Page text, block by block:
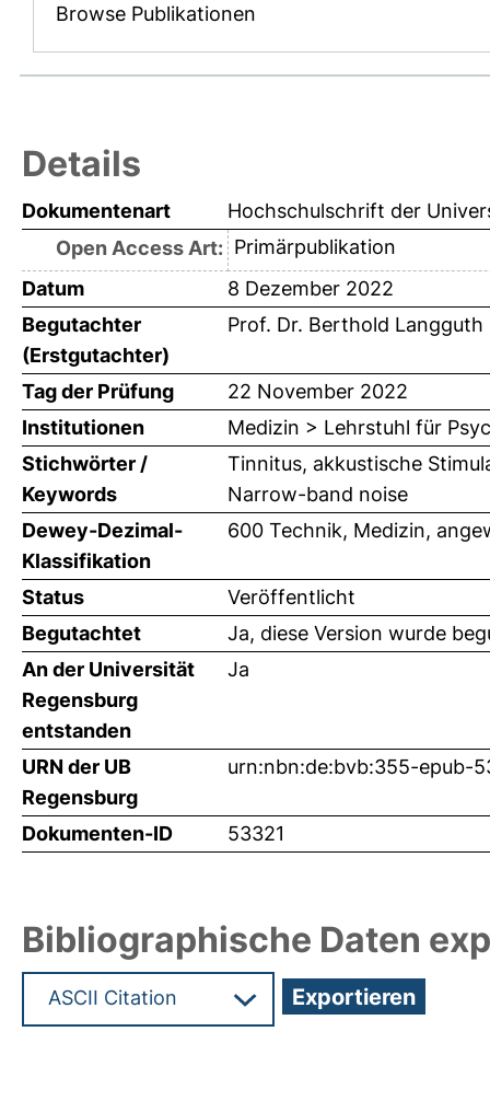
Browse Publikationen
Details
Dokumentenart
Hochschulschrift der
Open Access Art: Primärpublikation
Datum
8 Dezember 2022
Begutachter
(Erstgutachter)
Prof. Dr. Berthold Langguth
Tag der Prüfung
22 November 2022
Institutionen
Medizin > Lehrstuhl für
Stichwörter /
Keywords
Tinnitus, akkustische
Narrow-band noise
Dewey-Dezimal-
Klassifikation
600 Technik, Medizin,
Status
Veröffentlicht
Begutachtet
Ja, diese Version wurde
An der Universität
Regensburg
entstanden
Ja
URN der UB
Regensburg
urn:nbn:de:bvb:355-epub-
Dokumenten-ID 53321
Bibliographische Daten